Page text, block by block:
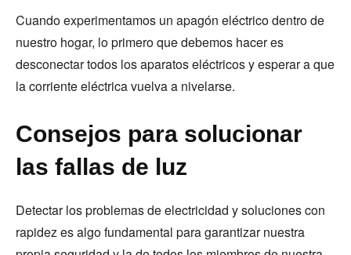
Cuando experimentamos un apagón eléctrico dentro de
nuestro hogar, lo primero que debemos hacer es
desconectar todos los aparatos eléctricos y esperar a que
la corriente eléctrica vuelva a nivelarse.
Consejos para solucionar
las fallas de luz
Detectar los problemas de electricidad y soluciones con
rapidez es algo fundamental para garantizar nuestra